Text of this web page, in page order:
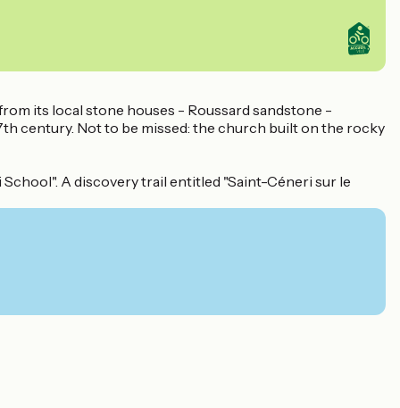
its local stone houses - Roussard sandstone -
century. Not to be missed: the church built on the rocky
A discovery trail entitled "Saint-Céneri sur le